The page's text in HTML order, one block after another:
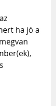
ha jó a